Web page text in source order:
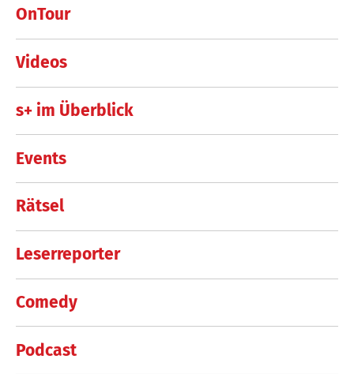
OnTour
Videos
s+ im Überblick
Events
Rätsel
Leserreporter
Comedy
Podcast